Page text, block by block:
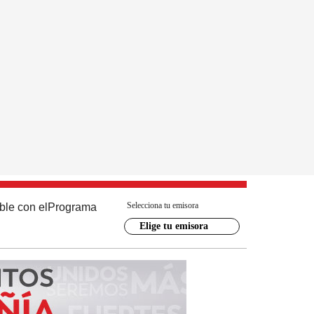
con el Programa Selecciona tu emisora
Elige tu emisora